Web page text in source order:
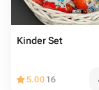
Kinder Set
5.00 16